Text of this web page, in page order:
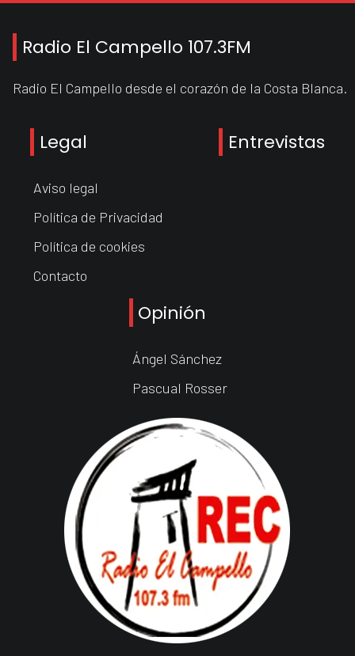
Radio El Campello 107.3FM
Radio El Campello desde el corazón de la Costa Blanca.
Legal
Aviso legal
Política de Privacidad
Política de cookies
Contacto
Entrevistas
Opinión
Ángel Sánchez
Pascual Rosser